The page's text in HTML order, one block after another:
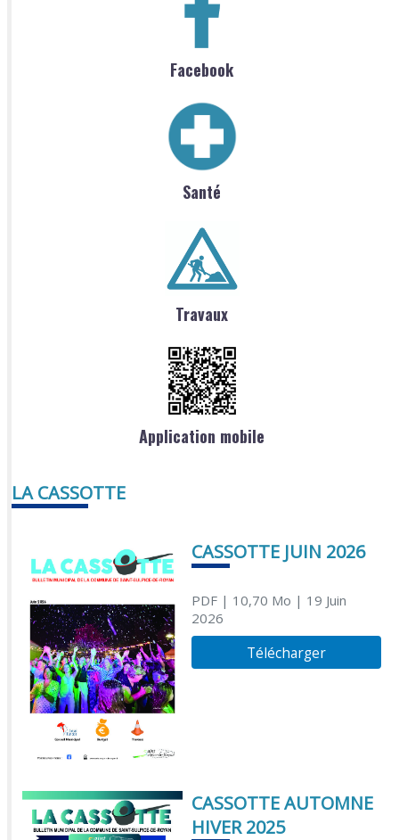
Facebook
Santé
Travaux
Application mobile
LA CASSOTTE
CASSOTTE JUIN 2026
PDF| 10,70 Mo | 19 Juin
2026
Télécharger
CASSOTTE AUTOMNE
HIVER 2025